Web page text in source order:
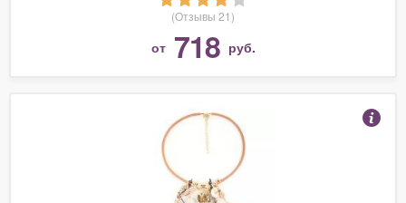
(Отзывы 21)
от 718 руб.